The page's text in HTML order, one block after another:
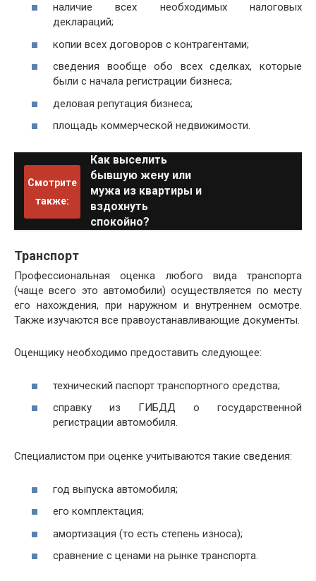
наличие всех необходимых налоговых
деклараций;
копии всех договоров с контрагентами;
сведения вообще обо всех сделках, которые
были с начала регистрации бизнеса;
деловая репутация бизнеса;
площадь коммерческой недвижимости.
Смотрите
также:
Как выселить
бывшую жену или
мужа из квартиры и
вздохнуть
спокойно?
Транспорт
Профессиональная оценка любого вида транспорта
(чаще всего это автомобили) осуществляется по месту
его нахождения, при наружном и внутреннем осмотре.
Также изучаются все правоустанавливающие документы.
Оценщику необходимо предоставить следующее:
технический паспорт транспортного средства;
справку из ГИБДД о государственной
регистрации автомобиля.
Специалистом при оценке учитываются такие сведения:
год выпуска автомобиля;
его комплектация;
амортизация (то есть степень износа);
сравнение с ценами на рынке транспорта.